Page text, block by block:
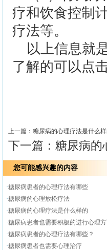
疗和饮食控制
疗法等。
以上信息就
了解的可以点
上一篇： 糖尿病的心理疗法是什么
下一篇： 糖尿病的
您可能感兴趣的内容
·糖尿病患者的心理疗法有哪些
·糖尿病的心理放松疗法
·糖尿病的心理疗法是什么样的
·糖尿病患者也需要积极的进行心理
·糖尿病患者的心理疗法有哪些？
·糖尿病患者也需要心理治疗